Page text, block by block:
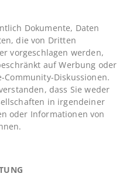
Dokumente, Daten
die von Dritten
vorgeschlagen werden,
auf Werbung oder
Diskussionen.
dass Sie weder
in irgendeiner
oder Informationen von